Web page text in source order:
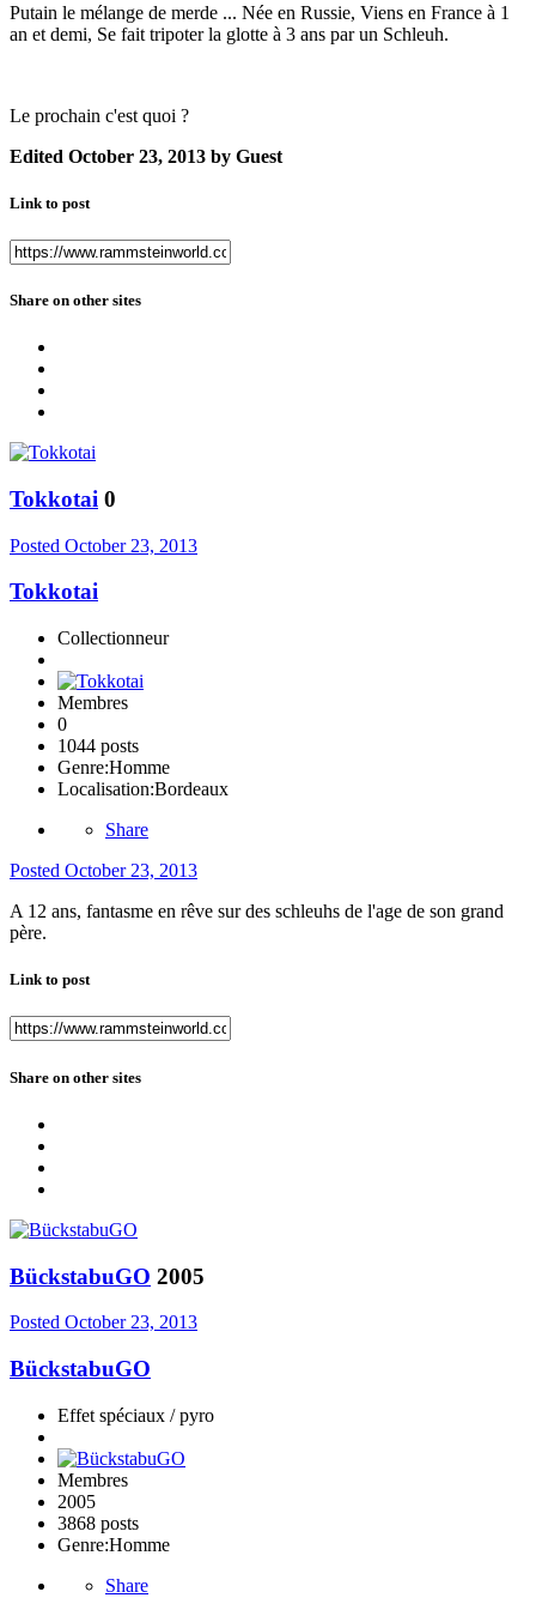
Putain le mélange de merde ... Née en Russie, Viens en France à 1
an et demi, Se fait tripoter la glotte à 3 ans par un Schleuh.
Le prochain c'est quoi ?
Edited October 23, 2013 by Guest
Link to post
Share on other sites
Tokkotai 0
Posted October 23, 2013
Tokkotai
Collectionneur
Membres
0
1044 posts
Genre:Homme
Localisation:Bordeaux
Share
Posted October 23, 2013
A 12 ans, fantasme en rêve sur des schleuhs de l'age de son grand
père.
Link to post
Share on other sites
BückstabuGO 2005
Posted October 23, 2013
BückstabuGO
Effet spéciaux / pyro
Membres
2005
3868 posts
Genre:Homme
Share